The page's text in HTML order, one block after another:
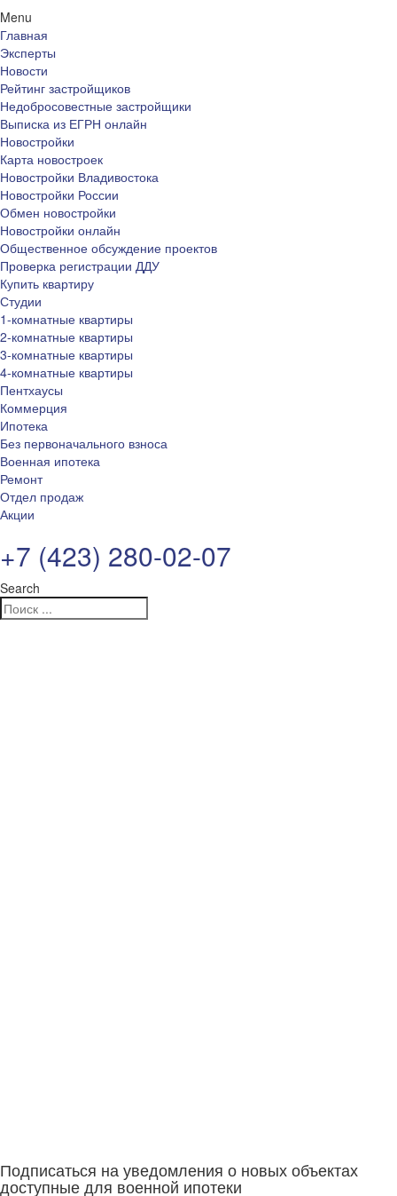
Menu
Главная
Эксперты
Новости
Рейтинг застройщиков
Недобросовестные застройщики
Выписка из ЕГРН онлайн
Новостройки
Карта новостроек
Новостройки Владивостока
Новостройки России
Обмен новостройки
Новостройки онлайн
Общественное обсуждение проектов
Проверка регистрации ДДУ
Купить квартиру
Студии
1-комнатные квартиры
2-комнатные квартиры
3-комнатные квартиры
4-комнатные квартиры
Пентхаусы
Коммерция
Ипотека
Без первоначального взноса
Военная ипотека
Ремонт
Отдел продаж
Акции
+7 (423) 280-02-07
Search
Подписаться на уведомления о новых объектах
доступные для военной ипотеки